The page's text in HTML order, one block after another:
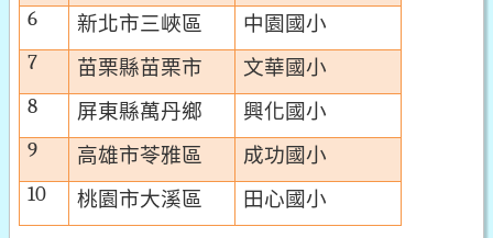
6 新北市三峽區 中園國小
7 苗栗縣苗栗市 文華國小
8 屏東縣萬丹鄉 興化國小
9 高雄市苓雅區 成功國小
10 桃園市大溪區 田心國小